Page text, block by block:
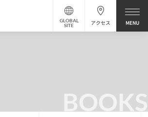
アクセス
GLOBAL
SITE
BOOKS